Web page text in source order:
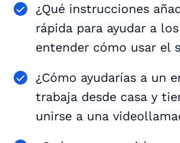
¿Qué instrucciones
rápida para ayudar a
entender cómo usar el
¿Cómo ayudarías a un
trabaja desde casa y
unirse a una